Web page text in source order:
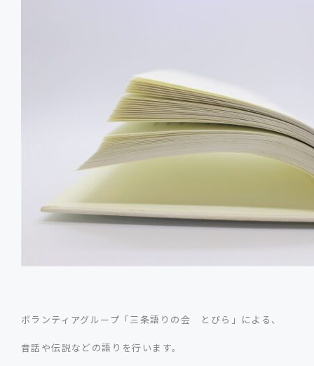
ボランティアグループ「三条語りの会 とびら」による、
昔話や伝説などの語りを行います。